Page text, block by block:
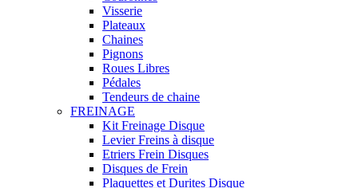
Visserie
Plateaux
Chaines
Pignons
Roues Libres
Pédales
Tendeurs de chaine
FREINAGE
Kit Freinage Disque
Levier Freins à disque
Etriers Frein Disques
Disques de Frein
Plaquettes et Durites Disque